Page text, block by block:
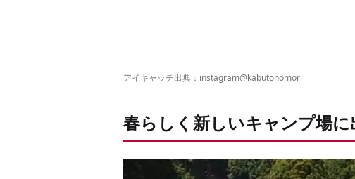
アイキャッチ出典：instagram@kabutonomori
春らしく新しいキャンプ場に